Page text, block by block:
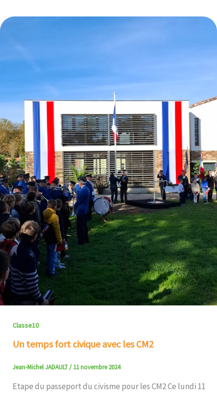
Classe10
Un temps fort civique avec les CM2
Jean-Michel JADAULT/ 11 novembre 2024
Etape du passeport du civisme pour les CM2 Ce lundi 11